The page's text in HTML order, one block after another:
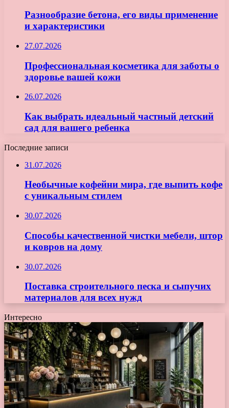
Разнообразие бетона, его виды применение
и характеристики
27.07.2026
Профессиональная косметика для заботы о
здоровье вашей кожи
26.07.2026
Как выбрать идеальный частный детский
сад для вашего ребенка
Последние записи
31.07.2026
Необычные кофейни мира, где выпить кофе
с уникальным стилем
30.07.2026
Способы качественной чистки мебели, штор
и ковров на дому
30.07.2026
Поставка строительного песка и сыпучих
материалов для всех нужд
Интересно